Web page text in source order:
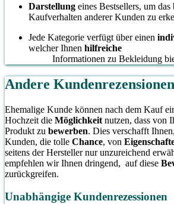
Darstellung eines Bestsellers, um das
Kaufverhalten anderer Kunden zu
Jede Kategorie verfügt über einen
welcher Ihnen hilfreiche
Informationen zu Bekleidung
Andere Kundenrezensionen
Ehemalige Kunde können nach dem Kauf
Hochzeit die Möglichkeit nutzen, dass von
Produkt zu bewerben. Dies verschafft
Kunden, die tolle Chance, von
seitens der Hersteller nur unzureichend
empfehlen wir Ihnen dringend, auf diese
zurückgreifen.
Unabhängige Kundenrezessionen